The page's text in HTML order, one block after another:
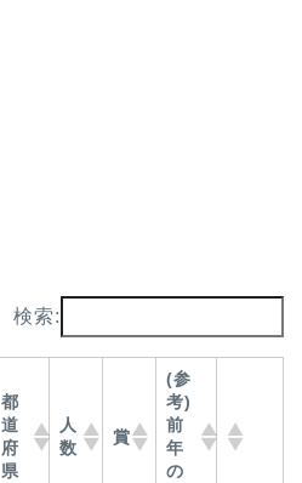
検索:
都
道
府
県
人
数
賞
(参
考)
前
年
の